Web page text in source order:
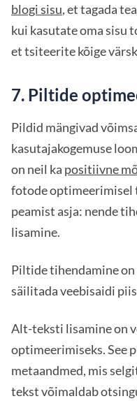
blogi sisu, et tagada
kui kasutate oma sisu
et tsiteerite kõige
7. Piltide
Pildid mängivad
kasutajakogemuse
on neil ka positiivne
fotode optimeerimisel
peamist asja: nende
lisamine.
Piltide tihendamine on
säilitada veebisaidi
Alt-teksti lisamine on
optimeerimiseks. See
metaandmed, mis
tekst võimaldab